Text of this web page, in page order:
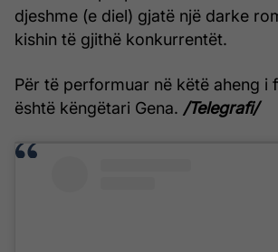
djeshme (e diel) gjatë një darke
kishin të gjithë konkurrentët.
Për të performuar në këtë aheng i
është këngëtari Gena. /Telegrafi/